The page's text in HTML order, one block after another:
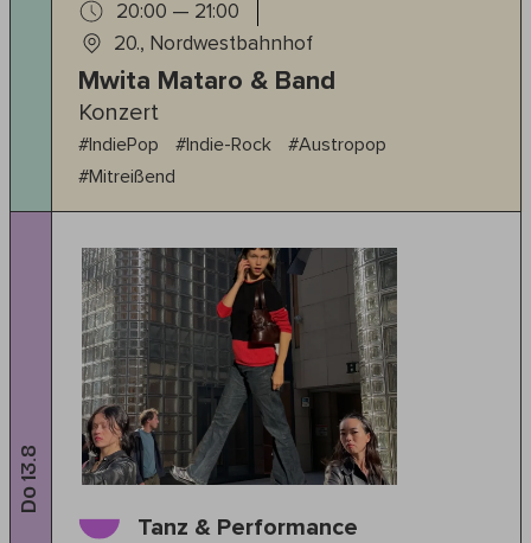
20:00 — 21:00
20., Nordwestbahnhof
Mwita Mataro & Band
Konzert
#IndiePop #Indie-Rock
#Austropop
#Mitreißend
Do 13.8
Tanz & Performance